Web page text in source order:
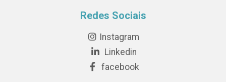
Redes Sociais
Instagram
Linkedin
facebook